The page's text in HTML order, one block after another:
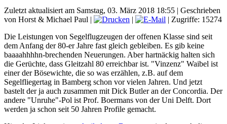
Zuletzt aktualisiert am Samstag, 03. März 2018 18:55 | Geschrieben
von Horst & Michael Paul | |
| Zugriffe: 15274
Die Leistungen von Segelflugzeugen der offenen Klasse sind seit
dem Anfang der 80-er Jahre fast gleich gebleiben. Es gib keine
baaaahhhhn-brechenden Neuerungen. Aber hartnäckig halten sich
die Gerüchte, dass Gleitzahl 80 erreichbar ist. "Vinzenz" Waibel ist
einer der Bösewichte, die so was erzählen, z.B. auf dem
Segelfliegertag in Bamberg schon vor vielen Jahren. Und jetzt
bastelt der ja auch zusammen mit Dick Butler an der Concordia. Der
andere "Unruhe"-Pol ist Prof. Boermans von der Uni Delft. Dort
werden ja schon seit 50 Jahren Profile gemacht.